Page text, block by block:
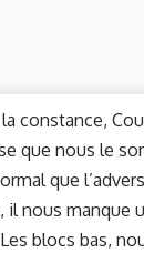
constance,
que nous le
que
il nous manque
blocs bas,